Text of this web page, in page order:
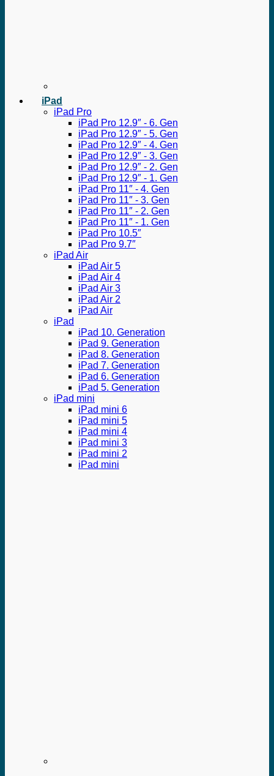
iPad
iPad Pro
iPad Pro 12.9″ - 6. Gen
iPad Pro 12.9″ - 5. Gen
iPad Pro 12.9″ - 4. Gen
iPad Pro 12.9″ - 3. Gen
iPad Pro 12.9″ - 2. Gen
iPad Pro 12.9″ - 1. Gen
iPad Pro 11″ - 4. Gen
iPad Pro 11″ - 3. Gen
iPad Pro 11″ - 2. Gen
iPad Pro 11″ - 1. Gen
iPad Pro 10.5″
iPad Pro 9.7″
iPad Air
iPad Air 5
iPad Air 4
iPad Air 3
iPad Air 2
iPad Air
iPad
iPad 10. Generation
iPad 9. Generation
iPad 8. Generation
iPad 7. Generation
iPad 6. Generation
iPad 5. Generation
iPad mini
iPad mini 6
iPad mini 5
iPad mini 4
iPad mini 3
iPad mini 2
iPad mini